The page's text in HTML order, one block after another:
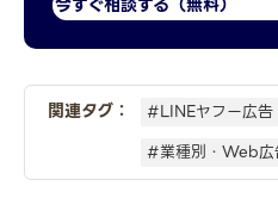
関連タグ：
#LINEヤフー広告
#業種別・Web広